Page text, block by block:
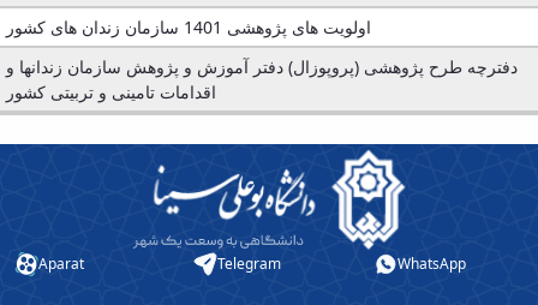
دفترچه طرح پژوهشی (پروپوزال) دفتر آموزش و پژوهش سازمان زندان­ها و
اقدامات تامینی و تربیتی کشور
Aparat Telegram WhatsApp